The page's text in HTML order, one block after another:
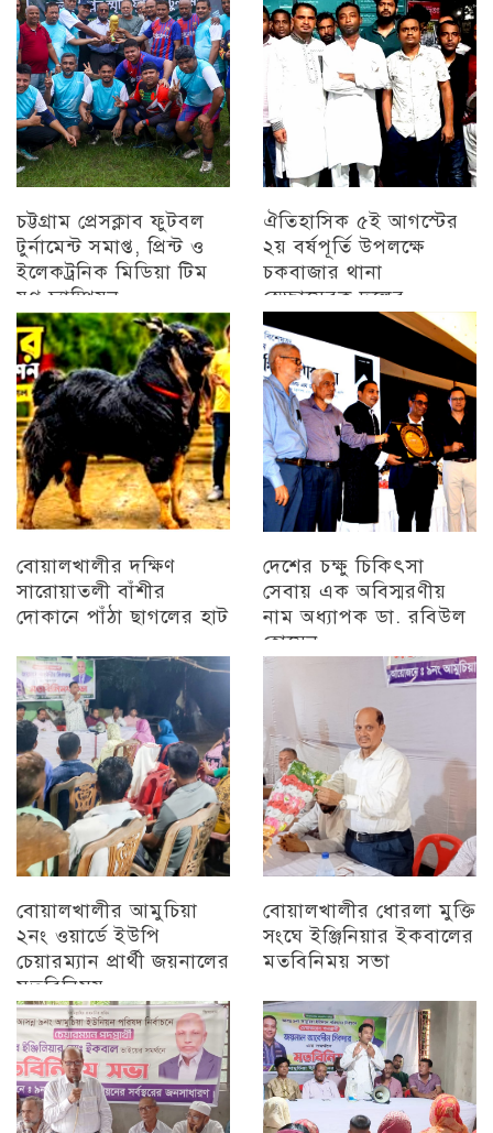
চট্টগ্রাম প্রেসক্লাব ফুটবল
টুর্নামেন্ট সমাপ্ত, প্রিন্ট ও
ইলেকট্রনিক মিডিয়া টিম
যুগ্ন চ্যাম্পিয়ন
চট্টগ্রাম
ঐতিহাসিক ৫ই আগস্টের
২য় বর্ষপূর্তি উপলক্ষে
চকবাজার থানা
স্বেচ্ছাসেবক দলের
প্রামাণ্যচিত্র প্রদর্শন ও
বিজয় মিছিল
চট্টগ্রাম
বোয়ালখালীর দক্ষিণ
সারোয়াতলী বাঁশীর
দোকানে পাঁঠা ছাগলের হাট
চট্টগ্রাম
দেশের চক্ষু চিকিৎসা
সেবায় এক অবিস্মরণীয়
নাম অধ্যাপক ডা. রবিউল
হোসেন
বোয়ালখালীর আমুচিয়া
২নং ওয়ার্ডে ইউপি
চেয়ারম্যান প্রার্থী জয়নালের
মতবিনিময়
চট্টগ্রাম
বোয়ালখালীর ধোরলা মুক্তি
সংঘে ইঞ্জিনিয়ার ইকবালের
মতবিনিময় সভা
চট্টগ্রাম